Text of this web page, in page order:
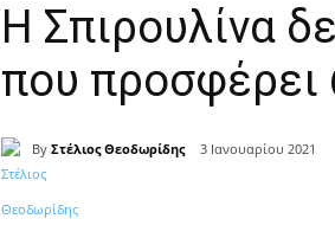
Η Σπιρουλίνα
που προσφέρει
By Στέλιος Θεοδωρίδης 3 Ιανουαρίου 2021
Κοινοποίηση